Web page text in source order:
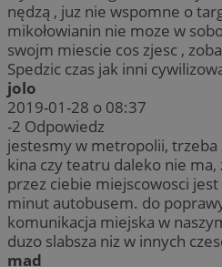
nędzą , juz nie wspomne o
mikołowianin nie moze w
swojm miescie cos zjesc ,
Spedzic czas jak inni
jolo
2019-01-28 o 08:37
-2 Odpowiedz
jestesmy w metropolii,
kina czy teatru daleko nie
przez ciebie miejscowosci
minut autobusem. do
komunikacja miejska w
duzo slabsza niz w innych
mad